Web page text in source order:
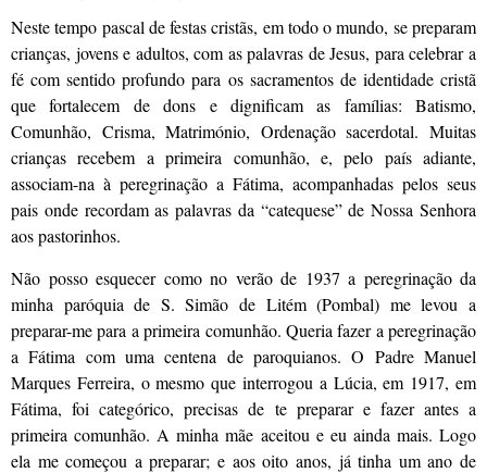
Neste tempo pascal de festas cristãs, em todo o mundo, se preparam
crianças, jovens e adultos, com as palavras de Jesus, para celebrar a
fé com sentido profundo para os sacramentos de identidade cristã
que fortalecem de dons e dignificam as famílias: Batismo,
Comunhão, Crisma, Matrimónio, Ordenação sacerdotal. Muitas
crianças recebem a primeira comunhão, e, pelo país adiante,
associam-na à peregrinação a Fátima, acompanhadas pelos seus
pais onde recordam as palavras da “catequese” de Nossa Senhora
aos pastorinhos.
Não posso esquecer como no verão de 1937 a peregrinação da
minha paróquia de S. Simão de Litém (Pombal) me levou a
preparar-me para a primeira comunhão. Queria fazer a peregrinação
a Fátima com uma centena de paroquianos. O Padre Manuel
Marques Ferreira, o mesmo que interrogou a Lúcia, em 1917, em
Fátima, foi categórico, precisas de te preparar e fazer antes a
primeira comunhão. A minha mãe aceitou e eu ainda mais. Logo
ela me começou a preparar; e aos oito anos, já tinha um ano de